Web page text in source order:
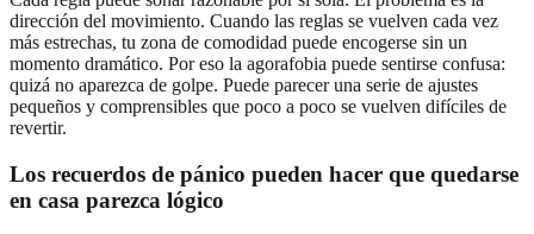
dirección del movimiento. Cuando las reglas se vuelven cada vez
más estrechas, tu zona de comodidad puede encogerse sin un
momento dramático. Por eso la agorafobia puede sentirse confusa:
quizá no aparezca de golpe. Puede parecer una serie de ajustes
pequeños y comprensibles que poco a poco se vuelven difíciles de
revertir.
Los recuerdos de pánico pueden hacer que quedarse
en casa parezca lógico